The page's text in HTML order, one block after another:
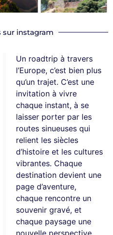
sur instagram
Un roadtrip à travers
l’Europe, c’est bien plus
qu’un trajet. C’est une
invitation à vivre
chaque instant, à se
laisser porter par les
routes sinueuses qui
relient les siècles
d’histoire et les cultures
vibrantes. Chaque
destination devient une
page d’aventure,
chaque rencontre un
souvenir gravé, et
chaque paysage une